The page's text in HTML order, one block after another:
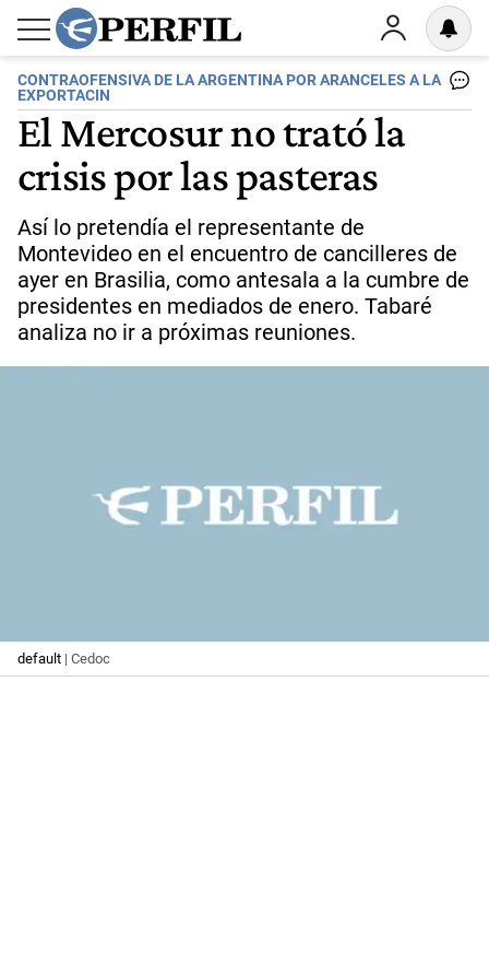
CONTRAOFENSIVA DE LA ARGENTINA POR ARANCELES A LA
EXPORTACIN
El Mercosur no trató la
crisis por las pasteras
Así lo pretendía el representante de
Montevideo en el encuentro de cancilleres de
ayer en Brasilia, como antesala a la cumbre de
presidentes en mediados de enero. Tabaré
analiza no ir a próximas reuniones.
default | Cedoc